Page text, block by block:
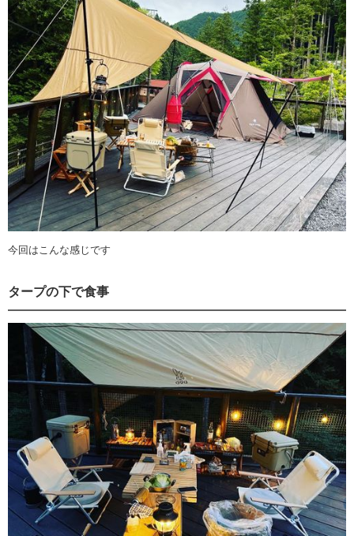
今回はこんな感じです
タープの下で食事